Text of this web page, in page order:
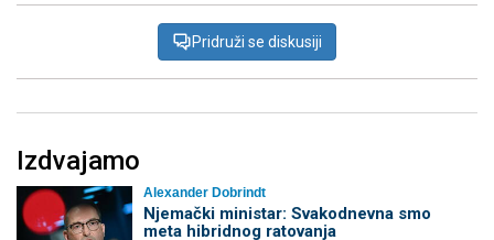
Pridruži se diskusiji
Izdvajamo
Alexander Dobrindt
Njemački ministar: Svakodnevna smo
meta hibridnog ratovanja